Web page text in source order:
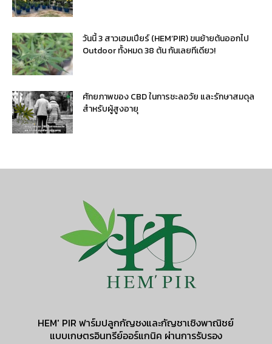
วันนี้ 3 สาวเฮมเปียร์ (HEM’PIR) ขนย้ายต้นออกไป
Outdoor ทั้งหมด 38 ต้น กันเลยทีเดียว!
ศักยภาพของ CBD ในการชะลอวัย และรักษาสมดุล
สำหรับผู้สูงอายุ
HEM' PIR ฟาร์มปลูกกัญชงและกัญชาเชิงพาณิชย์
แบบเกษตรอินทรีย์ออร์แกนิค ผ่านการรับรอง